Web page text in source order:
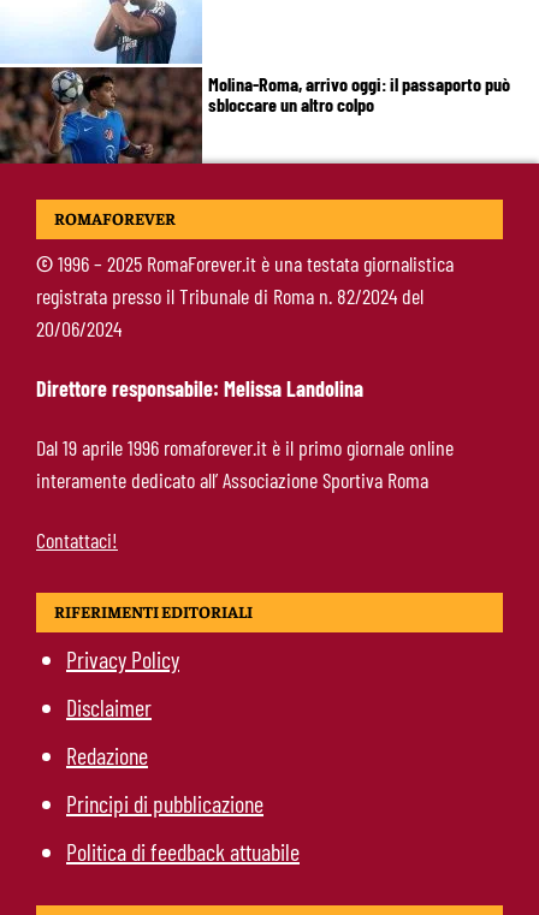
Molina-Roma, arrivo oggi: il passaporto può
sbloccare un altro colpo
Pellegrini-Roma, è ufficiale il rinnovo: “Avanti
Kumbulla lascia la Roma: ufficiale il prestito al
Rayo Vallecano
ROMAFOREVER
©1996 – 2025 RomaForever.it è una testata giornalistica
registrata presso il Tribunale di Roma n. 82/2024 del
20/06/2024
Direttore responsabile: Melissa Landolina
Dal 19 aprile 1996 romaforever.it è il primo giornale online
interamente dedicato all’ Associazione Sportiva Roma
Contattaci!
RIFERIMENTI EDITORIALI
Privacy Policy
Disclaimer
Redazione
Principi di pubblicazione
Politica di feedback attuabile